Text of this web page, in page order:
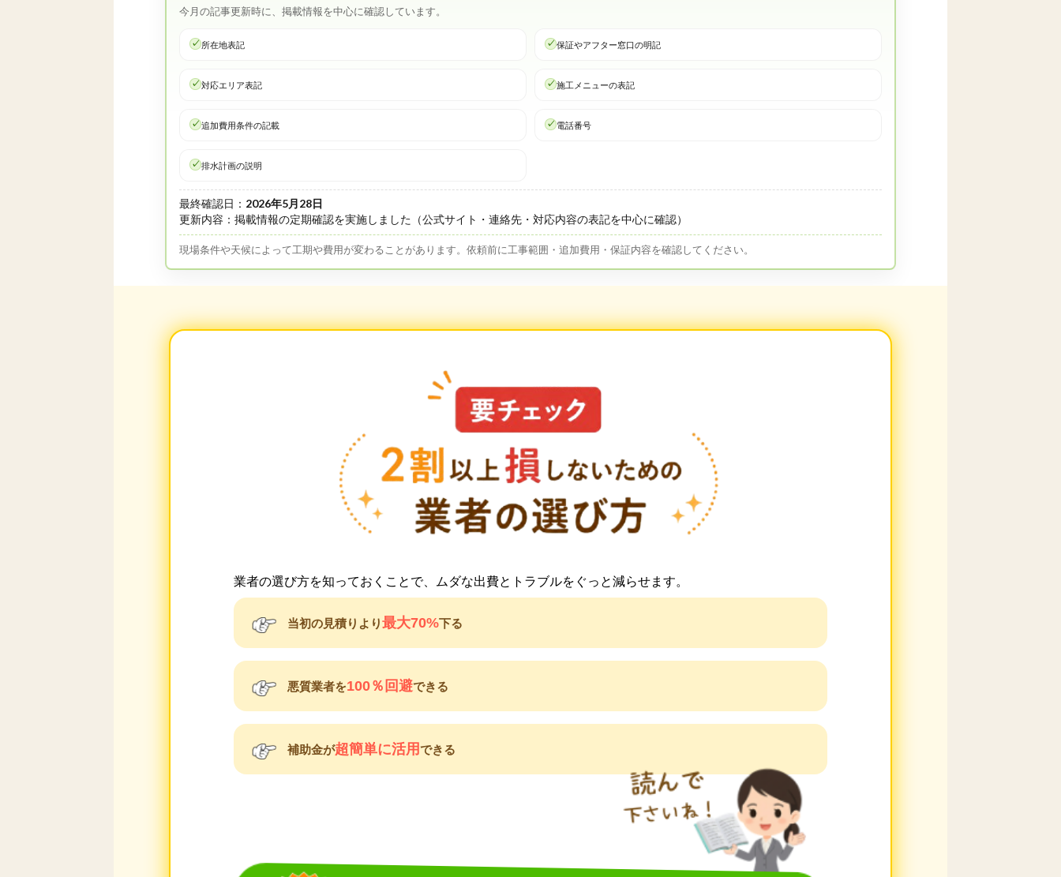
今月の記事更新時に、掲載情報を中心に確認しています。
所在地表記 保証やアフター窓口の明記
対応エリア表記 施工メニューの表記
追加費用条件の記載 電話番号
排水計画の説明
最終確認日： 2026年5月28日
更新内容：掲載情報の定期確認を実施しました（公式サイト・連絡先・対応内容の表記を中心に確認）
現場条件や天候によって工期や費用が変わることがあります。依頼前に工事範囲・追加費用・保証内容を確認してください。
業者の選び方を知っておくことで、ムダな出費とトラブルをぐっと減らせます。
当初の見積りより最大70%下る
悪質業者を100％回避できる
補助金が超簡単に活用できる